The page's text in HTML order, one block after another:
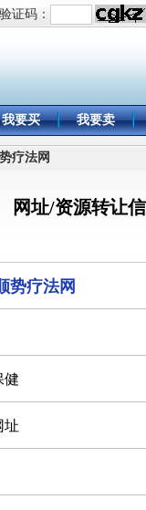
验证码：
我要买 我要卖
疗法网
网址/资源转让
势疗法网
健
址